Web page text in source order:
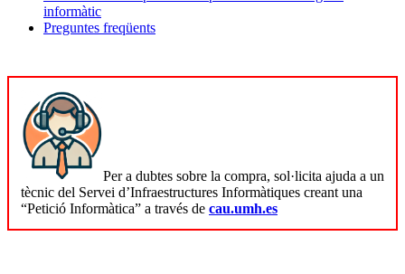
informàtic
Preguntes freqüents
Per a dubtes sobre la compra, sol·licita ajuda a un
tècnic del Servei d’Infraestructures Informàtiques creant una
“Petició Informàtica” a través de cau.umh.es